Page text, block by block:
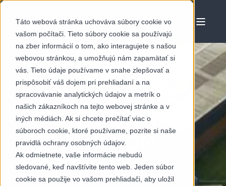
Táto webová stránka uchováva súbory cookie vo
vašom počítači. Tieto súbory cookie sa používajú
na zber informácií o tom, ako interagujete s našou
webovou stránkou, a umožňujú nám zapamätať si
vás. Tieto údaje používame v snahe zlepšovať a
prispôsobiť váš dojem pri prehliadaní a na
spracovávanie analytických údajov a metrík o
našich zákazníkoch na tejto webovej stránke a v
iných médiách. Ak si chcete prečítať viac o
súboroch cookie, ktoré používame, pozrite si naše
pravidlá ochrany osobných údajov.
Ak odmietnete, vaše informácie nebudú
sledované, keď navštívite tento web. Jeden súbor
cookie sa použije vo vašom prehliadači, aby uložil
PODPOROVANÉ
SPOLOČNOSŤOU
CONNECTION
CAPITAL